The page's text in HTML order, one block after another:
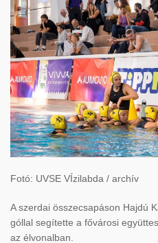
Fotó: UVSE VÍzilabda / archív
A szerdai összecsapáson Hajdú
góllal segítette a fővárosi
az élvonalban.